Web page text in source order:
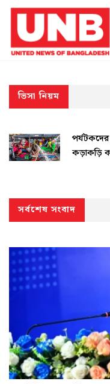
ভিসা নিয়ম
কড়াকড়ি
সর্বশেষ সংবাদ